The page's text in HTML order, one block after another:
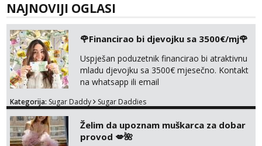
NAJNOVIJI OGLASI
🌹Financirao bi djevojku sa 3500€/mj🌹
Uspješan poduzetnik financirao bi atraktivnu
mladu djevojku sa 3500€ mjesečno. Kontakt
na whatsapp ili email
Kategorija: Sugar Daddy Sugar Daddies
Želim da upoznam muškarca za dobar
provod 💋🌺